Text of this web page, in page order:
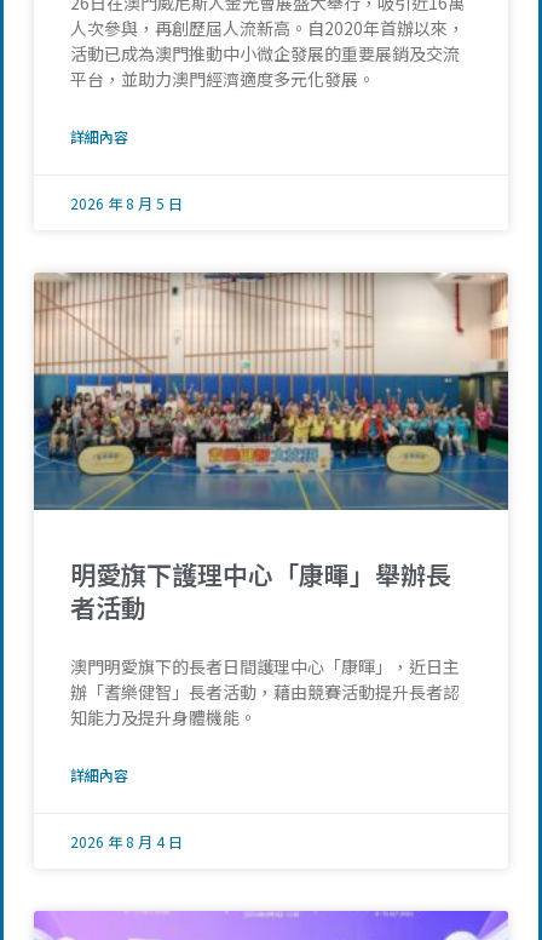
人次參與，再創歷屆人流新高。自2020年首辦以來，
活動已成為澳門推動中小微企發展的重要展銷及交流
平台，並助力澳門經濟適度多元化發展。
詳細內容
2026 年 8 月 5 日
明愛旗下護理中心「康暉」舉辦長
者活動
澳門明愛旗下的長者日間護理中心「康暉」，近日主
辦「耆樂健智」長者活動，藉由競賽活動提升長者認
知能力及提升身體機能。
詳細內容
2026 年 8 月 4 日